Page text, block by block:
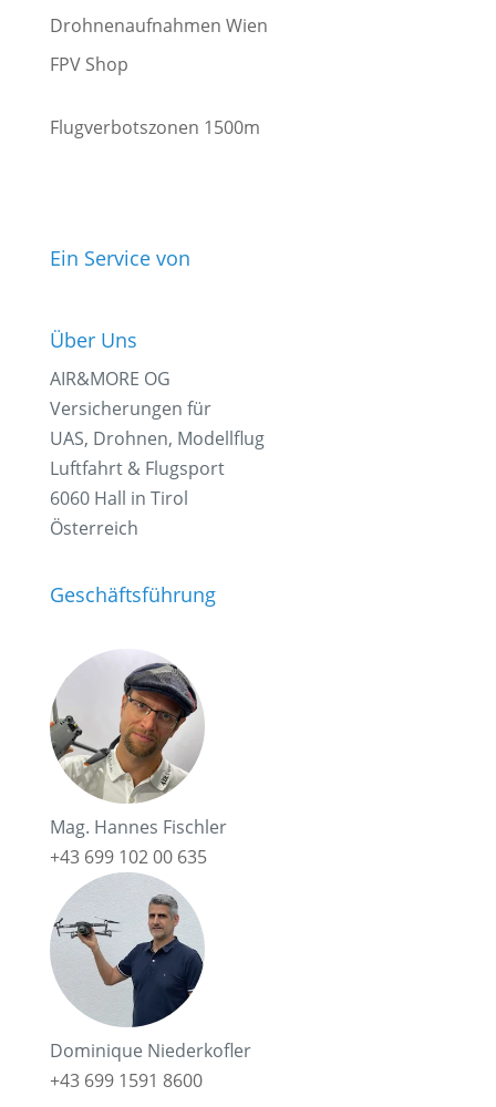
Drohnenaufnahmen Wien
FPV Shop
Flugverbotszonen 1500m
Ein Service von
Über Uns
AIR&MORE OG
Versicherungen für
UAS, Drohnen, Modellflug
Luftfahrt & Flugsport
6060 Hall in Tirol
Österreich
Geschäftsführung
Mag. Hannes Fischler
+43 699 102 00 635
Dominique Niederkofler
+43 699 1591 8600